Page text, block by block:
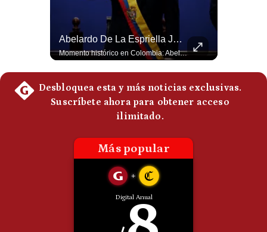
Abelardo De La Espriella Juramenta Como Nuevo Presidente | Gestión Mundo
Momento histórico en Colombia: Abelardo de la Espriella prestó juramento y recibió la banda presidencial en la Arena USC de Cali, convirtiéndose oficialmente en el nuevo Presidente de la República para el periodo 2026-2030. Por primera vez en la historia reciente del país, la investidura presidencial se celebró fuera de Bogotá. ¿Qué opinas del inicio de este nuevo mandato constitucional? #DeLaEspriella #Colombia #PosesionPresidencial #Cali #Shorts 👉 Suscríbete y activa la campana para no perderte nuestro análisis diario. 🌎 Síguenos en nuestras redes sociales: 📌 Web oficial: https://gestion.pe/mundo/ 📌 LinkedIn: http://bit.ly/3HYIET0 📌 X (Twitter): http://bit.ly/4noZtX9 📌 TikTok: http://bit.ly/4evB6TO